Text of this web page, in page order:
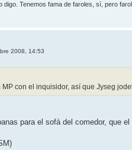
digo. Tenemos fama de faroles, sí­, pero
2008, 14:53
con el inquisidor, así que Jyseg
para el sofá del comedor, que